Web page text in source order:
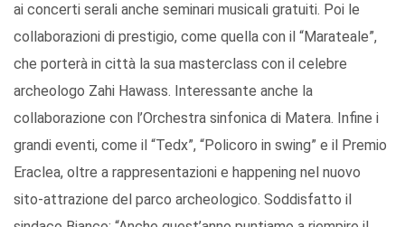
ai concerti serali anche seminari musicali gratuiti. Poi le
collaborazioni di prestigio, come quella con il “Marateale”,
che porterà in città la sua masterclass con il celebre
archeologo Zahi Hawass. Interessante anche la
collaborazione con l’Orchestra sinfonica di Matera. Infine i
grandi eventi, come il “Tedx”, “Policoro in swing” e il Premio
Eraclea, oltre a rappresentazioni e happening nel nuovo
sito-attrazione del parco archeologico. Soddisfatto il